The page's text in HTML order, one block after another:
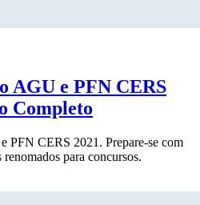
AGU e PFN CERS
Completo
PFN CERS 2021. Prepare-se com
para concursos.